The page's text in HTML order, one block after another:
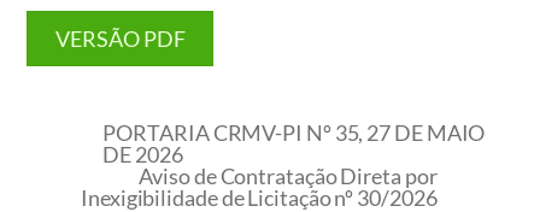
VERSÃO PDF
PORTARIA CRMV-PI Nº 35, 27 DE MAIO
DE 2026
Aviso de Contratação Direta por
Inexigibilidade de Licitação nº 30/2026